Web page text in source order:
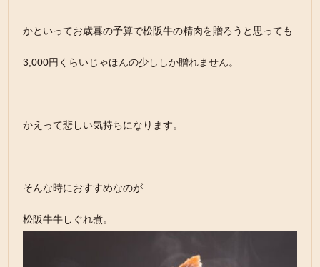
かといってお歳暮の予算で松阪牛の精肉を贈ろうと思っても
3,000円くらいじゃほんの少ししか贈れません。
かえって悲しい気持ちになります。
そんな時におすすめなのが
松阪牛牛しぐれ煮。